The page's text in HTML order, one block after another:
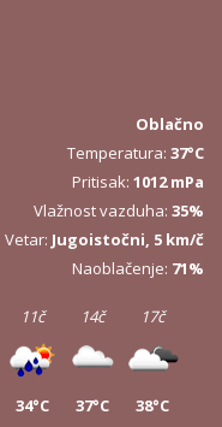
Oblačno
Temperatura: 37°C
Pritisak: 1012 mPa
Vlažnost vazduha: 35%
Vetar: Jugoistočni, 5 km/č
Naoblačenje: 71%
11č
34°C
14č
37°C
17č
38°C